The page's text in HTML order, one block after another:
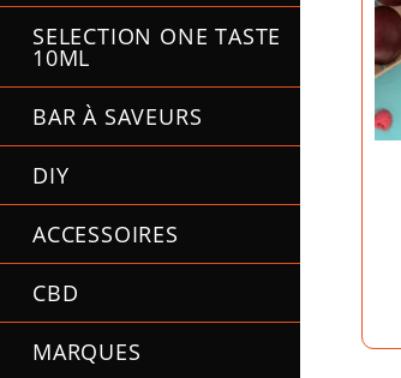
SELECTION ONE TASTE
10ML
BAR À SAVEURS
DIY
ACCESSOIRES
CBD
MARQUES